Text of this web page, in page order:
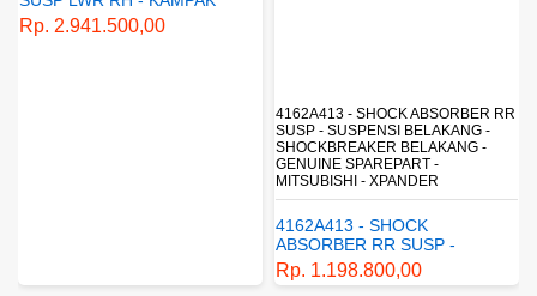
SHOCKBREAKER BELAKANG
1770A233 - FUEL FILTER ELEMENT
- SARINGAN BAHAN BAKAR -
SARINGAN SOLAR - MITSUBISHI -
PAJERO
ELEMENT - SARINGAN
BAHAN BAKAR - SARINGAN
SOLAR - MITSUBISHI -
PAJERO
Rp. 430.680,00